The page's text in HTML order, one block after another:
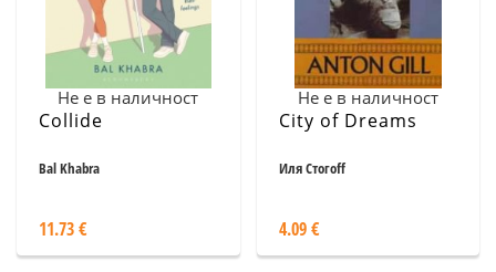
Не е в наличност
Collide
Bal Khabra
11.73 €
Не е в наличност
City of Dreams
Иля Стогоff
4.09 €